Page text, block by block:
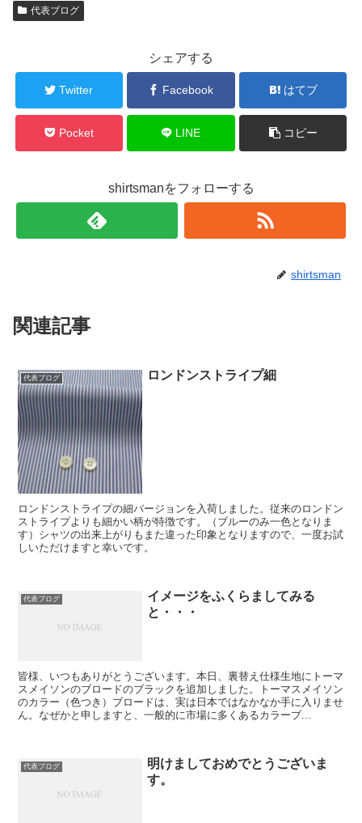
代表ブログ
シェアする
Twitter Facebook はてブ
Pocket LINE コピー
shirtsmanをフォローする
shirtsman
関連記事
代表ブログ ロンドンストライプ細
ロンドンストライプの細バージョンを入荷しました。従来のロンドン
ストライプよりも細かい柄が特徴です。（ブルーのみ一色となりま
す）シャツの出来上がりもまた違った印象となりますので、一度お試
しいただけますと幸いです。
代表ブログ
イメージをふくらましてみる
と・・・
皆様、いつもありがとうございます。本日、裏替え仕様生地にトーマ
スメイソンのブロードのブラックを追加しました。トーマスメイソン
のカラー（色つき）ブロードは、実は日本ではなかなか手に入りませ
ん。なぜかと申しますと、一般的に市場に多くあるカラーブ...
代表ブログ
明けましておめでとうございま
す。